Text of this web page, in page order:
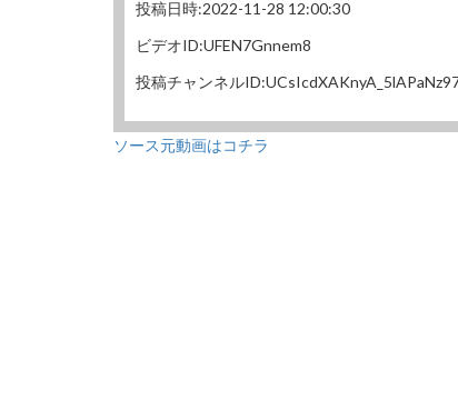
投稿日時:2022-11-28 12:00:30
ビデオID:UFEN7Gnnem8
投稿チャンネル
ソース元動画はコチラ